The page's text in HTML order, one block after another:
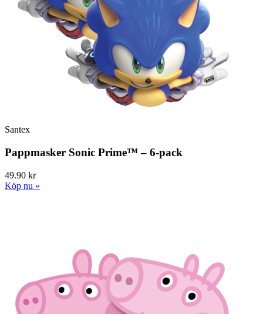
Santex
Pappmasker Sonic Prime™ – 6-pack
49.90 kr
Köp nu »